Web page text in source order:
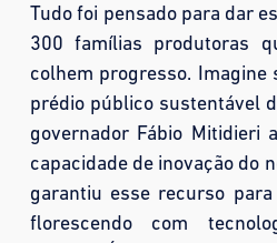
Tudo foi pensado para dar
300 famílias produtoras
colhem progresso. Imagine
prédio público sustentável
governador Fábio Mitidieri
capacidade de inovação do
garantiu esse recurso
florescendo com